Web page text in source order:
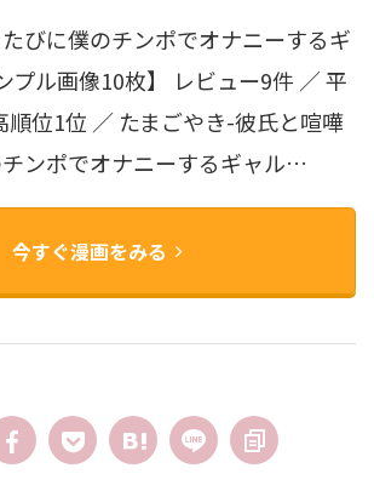
びに僕のチンポでオナニーするギ
プル画像10枚】 レビュー9件 ／ 平
順位1位 ／ たまごやき-彼氏と喧嘩
ンポでオナニーするギャル…
今すぐ漫画をみる